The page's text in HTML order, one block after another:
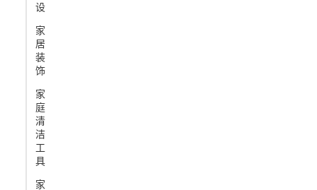
设
家
居
装
饰
家
庭
清
洁
工
具
家